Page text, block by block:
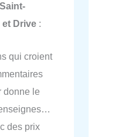
Drive :
qui croient
donne le
des prix